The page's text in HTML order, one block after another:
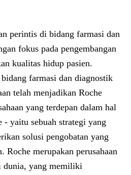
perintis di bidang farmasi dan
fokus pada pengembangan
kualitas hidup pasien.
farmasi dan diagnostik
telah menjadikan Roche
yang terdepan dalam hal
- yaitu sebuah strategi yang
solusi pengobatan yang
Roche merupakan perusahaan
dunia, yang memiliki